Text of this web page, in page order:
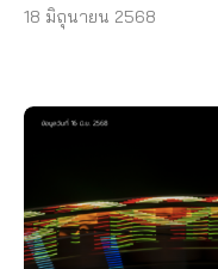
18 มิถุนายน 2568